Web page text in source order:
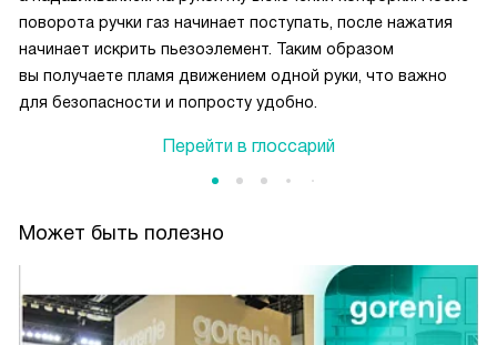
поворота ручки газ начинает поступать, после нажатия
начинает искрить пьезоэлемент. Таким образом
вы получаете пламя движением одной руки, что важно
для безопасности и попросту удобно.
Перейти в глоссарий
Может быть полезно